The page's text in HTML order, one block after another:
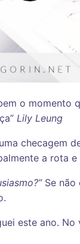
o momento
Lily Leung
checagem
a rota
Se
este ano.